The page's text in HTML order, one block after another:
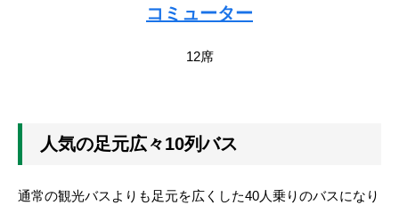
コミューター
12席
人気の足元広々10列バス
通常の観光バスよりも足元を広くした40人乗りのバスになり